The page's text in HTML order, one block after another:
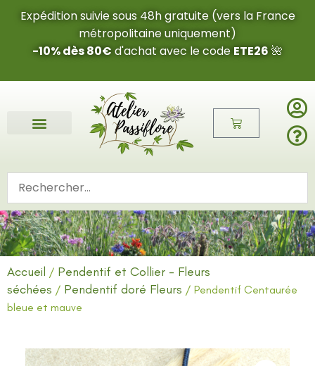
Expédition suivie sous 48h gratuite (vers la France
métropolitaine uniquement)
-10% dès 80€ d'achat avec le code ETE26 🌺
Accueil / Pendentif et Collier - Fleurs
séchées / Pendentif doré Fleurs / Pendentif Centaurée
bleue et mauve